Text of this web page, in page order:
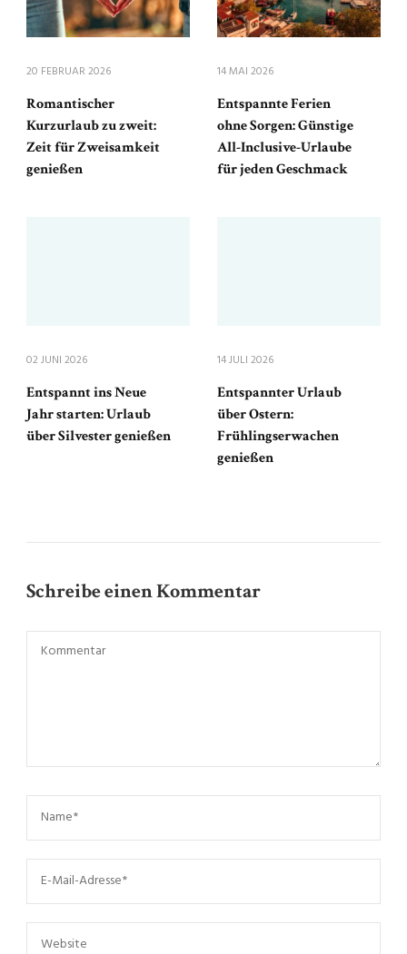
20 FEBRUAR 2026
Romantischer
Kurzurlaub zu zweit:
Zeit für Zweisamkeit
genießen
14 MAI 2026
Entspannte Ferien
ohne Sorgen: Günstige
All-Inclusive-Urlaube
für jeden Geschmack
02 JUNI 2026
Entspannt ins Neue
Jahr starten: Urlaub
über Silvester genießen
14 JULI 2026
Entspannter Urlaub
über Ostern:
Frühlingserwachen
genießen
Schreibe einen Kommentar